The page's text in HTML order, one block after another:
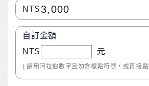
NT$ 3,000
自訂金額
NT$
元
( 請用阿拉伯數字且勿含標點符號，或直接